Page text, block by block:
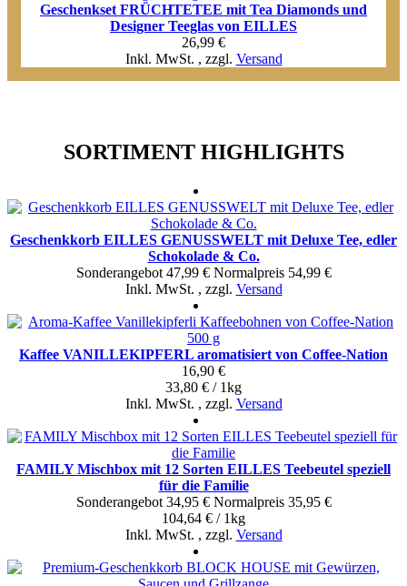
Geschenkset FRÜCHTETEE mit Tea Diamonds und
Designer Teeglas von EILLES
26,99 €
Inkl. MwSt. , zzgl. Versand
SORTIMENT HIGHLIGHTS
Geschenkkorb EILLES GENUSSWELT mit Deluxe Tee, edler
Schokolade & Co.
Sonderangebot 47,99 € Normal­preis 54,99 €
Inkl. MwSt. , zzgl. Versand
Kaffee VANILLEKIPFERL aromatisiert von Coffee-Nation
16,90 €
33,80 € / 1kg
Inkl. MwSt. , zzgl. Versand
FAMILY Mischbox mit 12 Sorten EILLES Teebeutel speziell
für die Familie
Sonderangebot 34,95 € Normal­preis 35,95 €
104,64 € / 1kg
Inkl. MwSt. , zzgl. Versand